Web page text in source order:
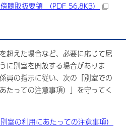
聴取扱要領 （PDF 56.8KB）
超えた場合など、必要に応じて尼
に別室を開放する場合がありま
員の指示に従い、次の「別室での
たっての注意事項）」を守ってく
室の利用にあたっての注意事項）